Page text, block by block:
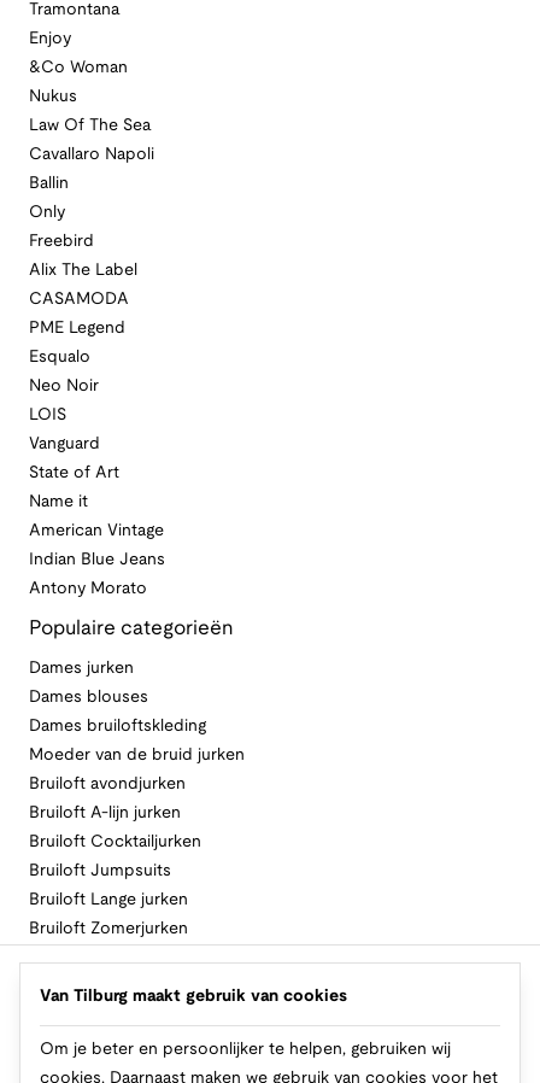
Tramontana
Enjoy
&Co Woman
Nukus
Law Of The Sea
Cavallaro Napoli
Ballin
Only
Freebird
Alix The Label
CASAMODA
PME Legend
Esqualo
Neo Noir
LOIS
Vanguard
State of Art
Name it
American Vintage
Indian Blue Jeans
Antony Morato
Populaire categorieën
Dames jurken
Dames blouses
Dames bruiloftskleding
Moeder van de bruid jurken
Bruiloft avondjurken
Bruiloft A-lijn jurken
Bruiloft Cocktailjurken
Bruiloft Jumpsuits
Bruiloft Lange jurken
Bruiloft Zomerjurken
Volg Van Tilburg
Van Tilburg maakt gebruik van cookies
Om je beter en persoonlijker te helpen, gebruiken wij
cookies. Daarnaast maken we gebruik van cookies voor het